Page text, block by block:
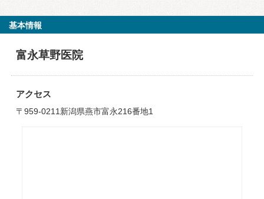
基本情報
富永草野医院
アクセス
〒959-0211新潟県燕市富永216番地1